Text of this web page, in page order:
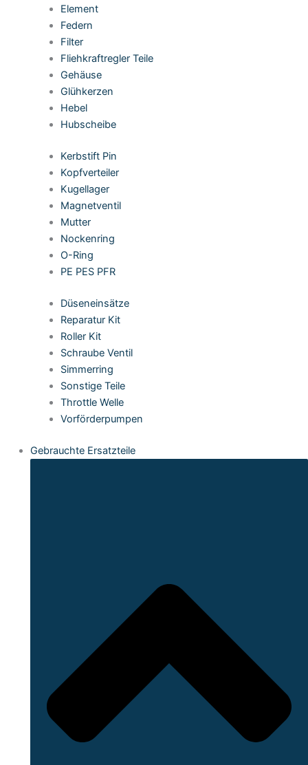
Element
Federn
Filter
Fliehkraftregler Teile
Gehäuse
Glühkerzen
Hebel
Hubscheibe
Kerbstift Pin
Kopfverteiler
Kugellager
Magnetventil
Mutter
Nockenring
O-Ring
PE PES PFR
Düseneinsätze
Reparatur Kit
Roller Kit
Schraube Ventil
Simmerring
Sonstige Teile
Throttle Welle
Vorförderpumpen
Gebrauchte Ersatzteile